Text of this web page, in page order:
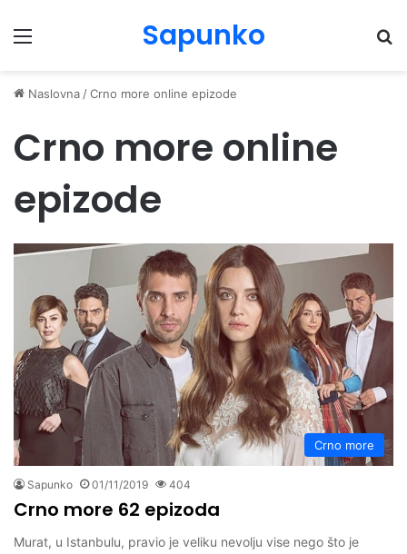
Menu Sapunko
Naslovna /Crno more online epizode
Crno more online
epizode
Crno more
Sapunko 01/11/2019 404
Crno more 62 epizoda
Murat, u Istanbulu, pravio je veliku nevolju vise nego što je